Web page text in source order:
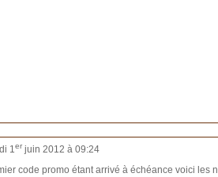
1er juin 2012 à 09:24
code promo étant arrivé à échéance voici